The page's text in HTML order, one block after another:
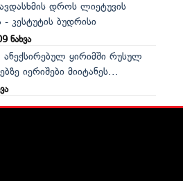
დროს ლიეტუვის
კესტუტის ბუდრისი
ნახვა
ანექსირებულ ყირიმში რუსულ
იერიშები მიიტანეს...